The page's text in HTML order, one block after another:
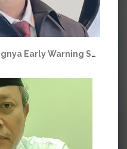
Koperasi Gagal dan Pentingnya Early Warning System 2